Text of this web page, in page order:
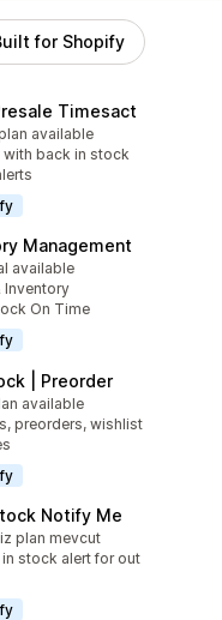
for Shopify
Timesact
available
back in stock
Management
available
Inventory
On Time
| Preorder
available
preorders, wishlist
Notify Me
plan mevcut
stock alert for out